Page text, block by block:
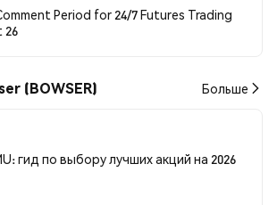
Period for 24/7 Futures Trading
26
(BOWSER) Больше
гид по выбору лучших акций на 2026